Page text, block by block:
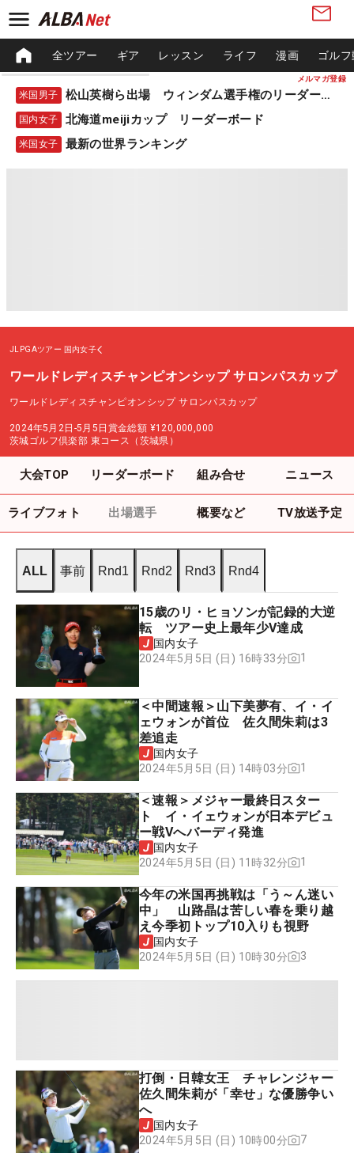
メルマガ登録
全ツアー ギア レッスン ライフ 漫画 ゴル
米国男子 松山英樹ら出場 ウィンダム選手権のリーダーボード
国内女子 北海道meijiカップ リーダーボード
米国女子 最新の世界ランキング
JLPGAツアー 国内女子
ワールドレディスチャンピオンシップ サロンパスカップ
ワールドレディスチャンピオンシップ サロンパスカップ
2024年5月2日-5月5日 賞金総額 ¥120,000,000
茨城ゴルフ倶楽部 東コース（茨城県）
大会TOP リーダーボード 組み合せ ニュース
ライブフォト 出場選手 概要など TV放送予定
ALL 事前 Rnd1 Rnd2 Rnd3 Rnd4
15歳のリ・ヒョソンが記録的大逆
転 ツアー史上最年少V達成
国内女子
2024年5月5日 (日) 16時33分
1
＜中間速報＞山下美夢有、イ・イ
ェウォンが首位 佐久間朱莉は3
差追走
国内女子
2024年5月5日 (日) 14時03分
1
＜速報＞メジャー最終日スター
ト イ・イェウォンが日本デビュ
ー戦Vへバーディ発進
国内女子
2024年5月5日 (日) 11時32分
1
今年の米国再挑戦は「う～ん迷い
中」 山路晶は苦しい春を乗り越
え今季初トップ10入りも視野
国内女子
2024年5月5日 (日) 10時30分
3
打倒・日韓女王 チャレンジャー
佐久間朱莉が「幸せ」な優勝争い
へ
国内女子
2024年5月5日 (日) 10時00分
7